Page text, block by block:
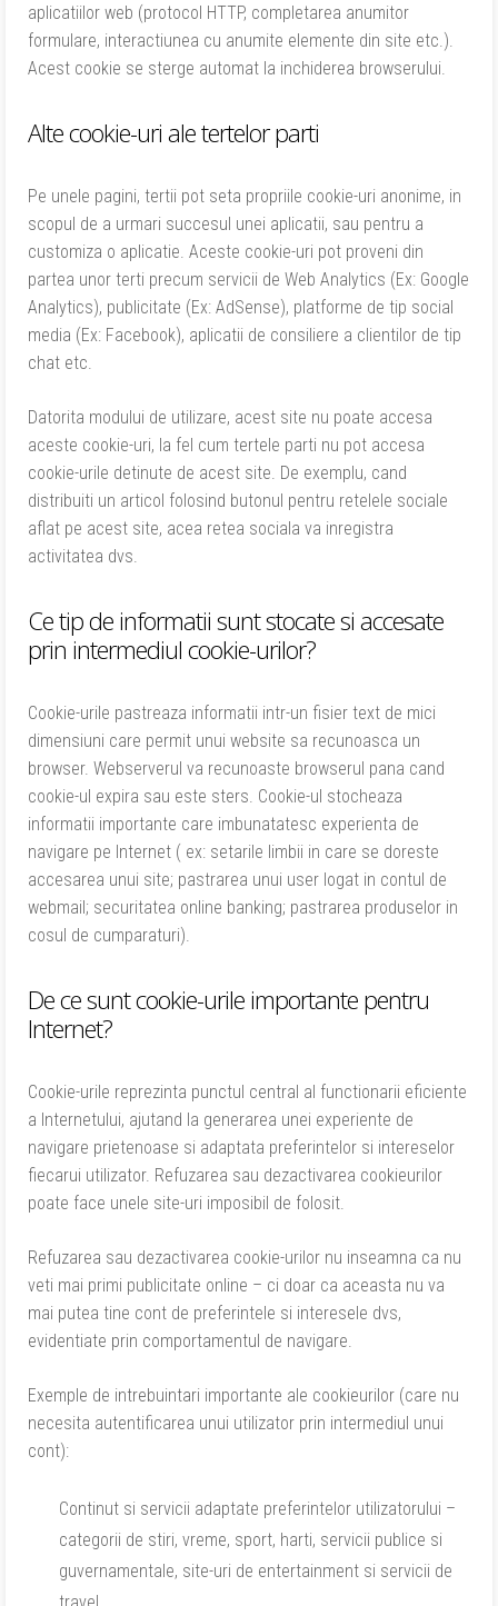
aplicatiilor web (protocol HTTP, completarea anumitor
formulare, interactiunea cu anumite elemente din site etc.).
Acest cookie se sterge automat la inchiderea browserului.
Alte cookie-uri ale tertelor parti
Pe unele pagini, tertii pot seta propriile cookie-uri anonime, in
scopul de a urmari succesul unei aplicatii, sau pentru a
customiza o aplicatie. Aceste cookie-uri pot proveni din
partea unor terti precum servicii de Web Analytics (Ex: Google
Analytics), publicitate (Ex: AdSense), platforme de tip social
media (Ex: Facebook), aplicatii de consiliere a clientilor de tip
chat etc.
Datorita modului de utilizare, acest site nu poate accesa
aceste cookie-uri, la fel cum tertele parti nu pot accesa
cookie-urile detinute de acest site. De exemplu, cand
distribuiti un articol folosind butonul pentru retelele sociale
aflat pe acest site, acea retea sociala va inregistra
activitatea dvs.
Ce tip de informatii sunt stocate si accesate
prin intermediul cookie-urilor?
Cookie-urile pastreaza informatii intr-un fisier text de mici
dimensiuni care permit unui website sa recunoasca un
browser. Webserverul va recunoaste browserul pana cand
cookie-ul expira sau este sters. Cookie-ul stocheaza
informatii importante care imbunatatesc experienta de
navigare pe Internet ( ex: setarile limbii in care se doreste
accesarea unui site; pastrarea unui user logat in contul de
webmail; securitatea online banking; pastrarea produselor in
cosul de cumparaturi).
De ce sunt cookie-urile importante pentru
Internet?
Cookie-urile reprezinta punctul central al functionarii eficiente
a Internetului, ajutand la generarea unei experiente de
navigare prietenoase si adaptata preferintelor si intereselor
fiecarui utilizator. Refuzarea sau dezactivarea cookieurilor
poate face unele site-uri imposibil de folosit.
Refuzarea sau dezactivarea cookie-urilor nu inseamna ca nu
veti mai primi publicitate online – ci doar ca aceasta nu va
mai putea tine cont de preferintele si interesele dvs,
evidentiate prin comportamentul de navigare.
Exemple de intrebuintari importante ale cookieurilor (care nu
necesita autentificarea unui utilizator prin intermediul unui
cont):
Continut si servicii adaptate preferintelor utilizatorului –
categorii de stiri, vreme, sport, harti, servicii publice si
guvernamentale, site-uri de entertainment si servicii de